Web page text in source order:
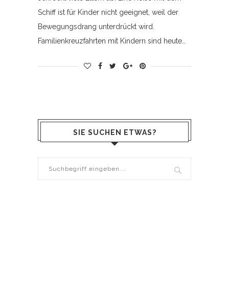
Schiff ist für Kinder nicht geeignet, weil der
Bewegungsdrang unterdrückt wird.
Familienkreuzfahrten mit Kindern sind heute…
SIE SUCHEN ETWAS?